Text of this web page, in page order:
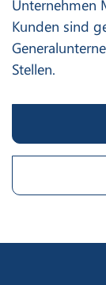
Unternehmen
Kunden sind
Stellen.